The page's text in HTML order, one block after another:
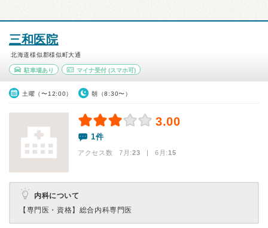
三和医院
北海道様似郡様似町大通
駐車場あり マイナ受付(スマホ可)
土曜（〜12:00） 朝（8:30〜）
3.00
1件
アクセス数 7月:23 | 6月:15
内科について
【専門医・資格】 総合内科専門医